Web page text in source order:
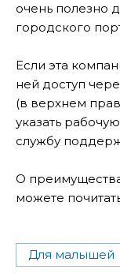
очень полезно
городского
Если эта
ней доступ
(в верхнем
указать
службу
О
можете
Для малышей